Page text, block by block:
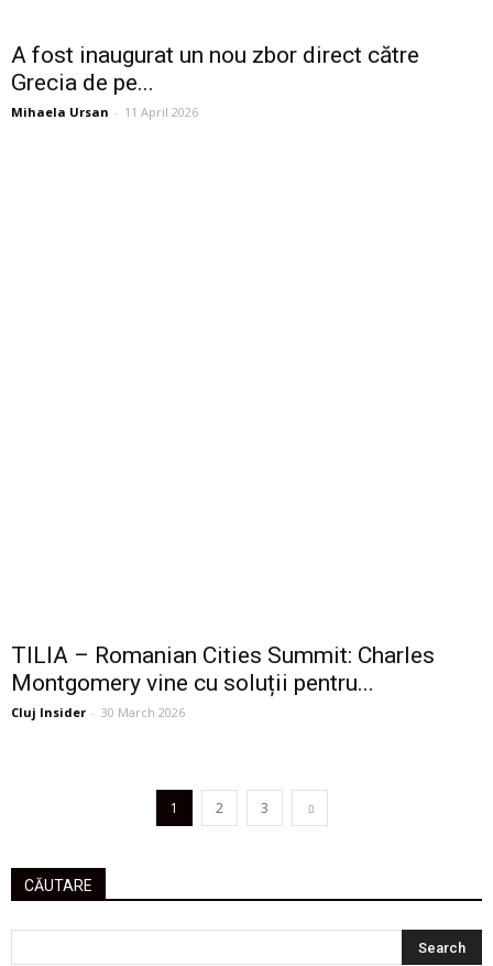
A fost inaugurat un nou zbor direct către
Grecia de pe...
Mihaela Ursan - 11 April 2026
TILIA – Romanian Cities Summit: Charles
Montgomery vine cu soluții pentru...
Cluj Insider - 30 March 2026
1 2 3
CĂUTARE